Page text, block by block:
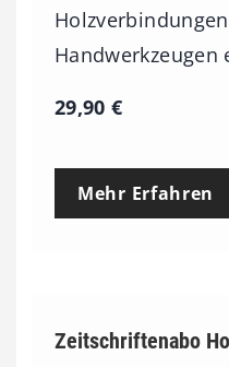
Handwerkzeugen
29,90€
Mehr Erfahren
Zeitschriftenabo